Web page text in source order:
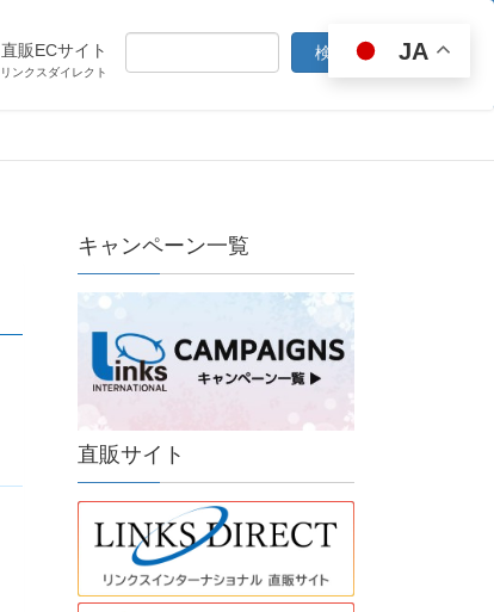
直販ECサイト
リンクスダイレクト
キャンペーン一覧
直販サイト
JA